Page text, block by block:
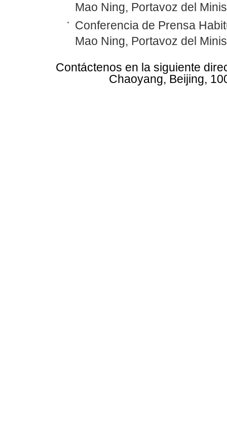
Mao Ning, Portavoz del
Conferencia de Prensa
Mao Ning, Portavoz del
Contáctenos en la siguiente
Chaoyang, Beijing,